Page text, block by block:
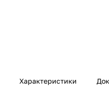
Характеристики